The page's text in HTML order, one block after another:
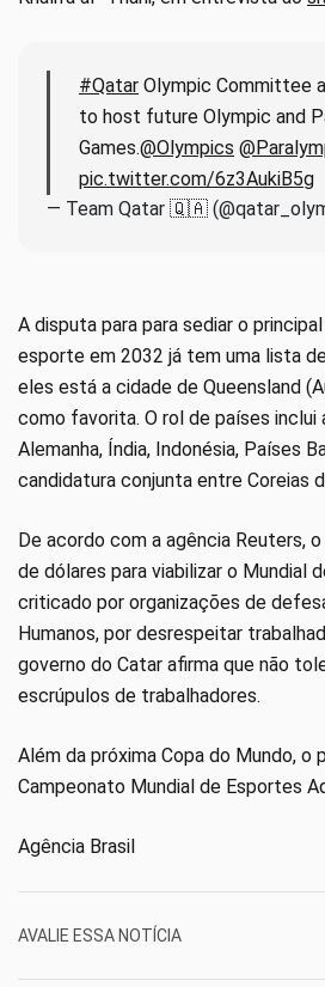
#Qatar Olympic Committee
to host future Olympic and
Games.@Olympics
pic.twitter.com/6z3AukiB5g
— Team Qatar 🇶🇦
A disputa para para sediar o
esporte em 2032 já tem uma lista
eles está a cidade de Queensland
como favorita. O rol de países inclui
Alemanha, Índia, Indonésia, Países
candidatura conjunta entre Coreias
De acordo com a agência Reuters,
de dólares para viabilizar o Mundial
criticado por organizações de
Humanos, por desrespeitar
governo do Catar afirma que não
escrúpulos de trabalhadores.
Além da próxima Copa do Mundo, o
Campeonato Mundial de Esportes
Agência Brasil
AVALIE ESSA NOTÍCIA